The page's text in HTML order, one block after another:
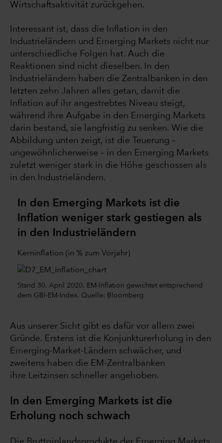
Wirtschaftsaktivität zurückgehen.
Interessant ist, dass die Inflation in den
Industrieländern und Emerging Markets nicht nur
unterschiedliche Folgen hat. Auch die
Reaktionen sind nicht dieselben. In den
Industrieländern haben die Zentralbanken in den
letzten zehn Jahren alles getan, damit die
Inflation auf ihr angestrebtes Niveau steigt,
während ihre Aufgabe in den Emerging Markets
darin bestand, sie langfristig zu senken. Wie die
Abbildung unten zeigt, ist die Teuerung –
ungewöhnlicherweise – in den Emerging Markets
zuletzt weniger stark in die Höhe geschossen als
in den Industrieländern.
In den Emerging Markets ist die
Inflation weniger stark gestiegen als
in den Industrieländern
Kerninflation (in % zum Vorjahr)
Stand 30. April 2020. EM-Inflation gewichtet entsprechend
dem GBI-EM-Index. Quelle: Bloomberg
Aus unserer Sicht gibt es dafür vor allem zwei
Gründe. Erstens ist die Konjunkturerholung in den
Emerging-Market-Ländern schwächer, und
zweitens haben die EM-Zentralbanken
ihre Leitzinsen schneller angehoben.
In den Emerging Markets ist die
Erholung noch schwach